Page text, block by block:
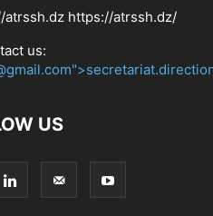
atrssh.dz https://atrssh.dz/
us:
US